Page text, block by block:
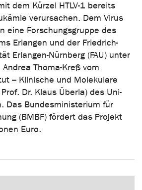
dem Kürzel HTLV-1 bereits
verursachen. Dem Virus
eine Forschungsgruppe des
Erlangen und der Friedrich-
Erlangen-Nürnberg (FAU) unter
Thoma-Kreß vom
– Klinische und Molekulare
Dr. Klaus Überla) des Uni-
Das Bundesministerium für
(BMBF) fördert das Projekt
Euro.